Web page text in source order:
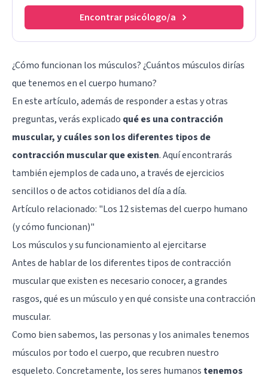
Encontrar psicólogo/a
¿Cómo funcionan los músculos? ¿Cuántos músculos dirías
que tenemos en el cuerpo humano?
En este artículo, además de responder a estas y otras
preguntas, verás explicado qué es una contracción
muscular, y cuáles son los diferentes tipos de
contracción muscular que existen. Aquí encontrarás
también ejemplos de cada uno, a través de ejercicios
sencillos o de actos cotidianos del día a día.
Artículo relacionado: "Los 12 sistemas del cuerpo humano
(y cómo funcionan)"
Los músculos y su funcionamiento al ejercitarse
Antes de hablar de los diferentes tipos de contracción
muscular que existen es necesario conocer, a grandes
rasgos, qué es un músculo y en qué consiste una contracción
muscular.
Como bien sabemos, las personas y los animales tenemos
músculos por todo el cuerpo, que recubren nuestro
esqueleto. Concretamente, los seres humanos tenemos